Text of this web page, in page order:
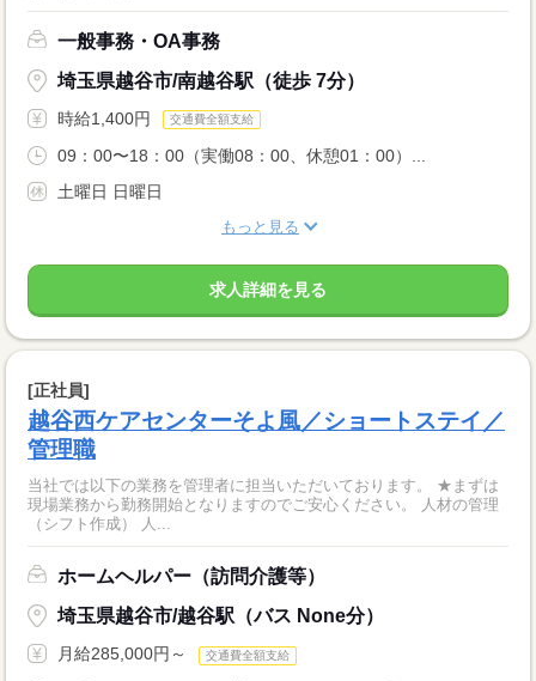
一般事務・OA事務
埼玉県越谷市/南越谷駅（徒歩 7分）
時給1,400円 交通費全額支給
09：00〜18：00（実働08：00、休憩01：00）...
土曜日 日曜日
もっと見る
求人詳細を見る
[正社員]
越谷西ケアセンターそよ風／ショートステイ／
管理職
当社では以下の業務を管理者に担当いただいております。 ★まずは
現場業務から勤務開始となりますのでご安心ください。 人材の管理
（シフト作成） 人...
ホームヘルパー（訪問介護等）
埼玉県越谷市/越谷駅（バス None分）
月給285,000円～ 交通費全額支給